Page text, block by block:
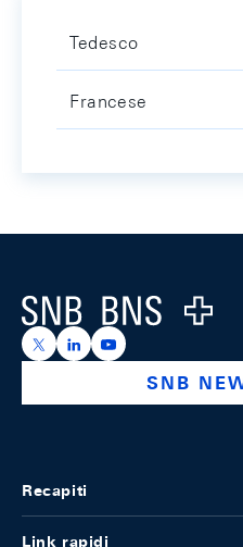
Tedesco
Francese
Logo
https://x.com/snb_bns
https://https://
SNB
Recapiti
Link rapidi